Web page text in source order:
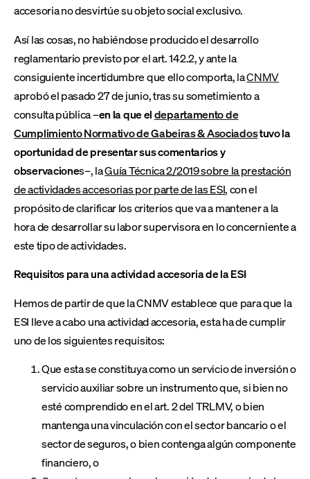
accesoria no desvirtúe su objeto social exclusivo.
Así las cosas, no habiéndose producido el desarrollo
reglamentario previsto por el art. 142.2, y ante la
consiguiente incertidumbre que ello comporta, laCNMV
aprobó el pasado 27 de junio, tras su sometimiento a
consulta pública –en la que eldepartamento de
Cumplimiento Normativo de Gabeiras & Asociadostuvo la
oportunidad de presentar sus comentarios y
observaciones–, laGuía Técnica 2/2019 sobre la prestación
de actividades accesorias por parte de las ESI, con el
propósito de clarificar los criterios que va a mantener a la
hora de desarrollar su labor supervisora en lo concerniente a
este tipo de actividades.
Requisitos para una actividad accesoria de la ESI
Hemos de partir de que la CNMV establece que para que la
ESI lleve a cabo una actividad accesoria, esta ha de cumplir
uno de los siguientes requisitos:
Que esta se constituya como un servicio de inversión o
servicio auxiliar sobre un instrumento que, si bien no
esté comprendido en el art. 2 del TRLMV, o bien
mantenga una vinculación con el sector bancario o el
sector de seguros, o bien contenga algún componente
financiero, o